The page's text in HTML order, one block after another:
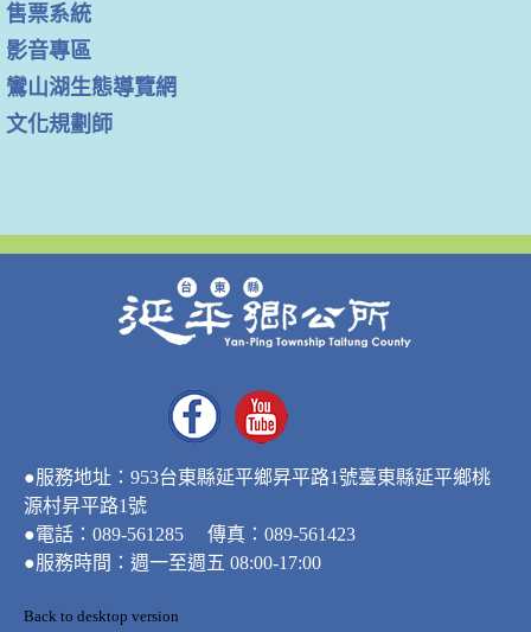
售票系統
影音專區
鸞山湖生態導覽網
文化規劃師
●服務地址：953台東縣延平鄉昇平路1號臺東縣延平鄉桃
源村昇平路1號
●電話：089-561285 傳真：089-561423
●服務時間：週一至週五 08:00-17:00
Back to desktop version